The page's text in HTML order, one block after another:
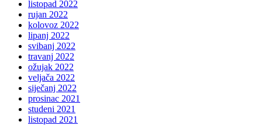
listopad 2022
rujan 2022
kolovoz 2022
lipanj 2022
svibanj 2022
travanj 2022
ožujak 2022
veljača 2022
siječanj 2022
prosinac 2021
studeni 2021
listopad 2021